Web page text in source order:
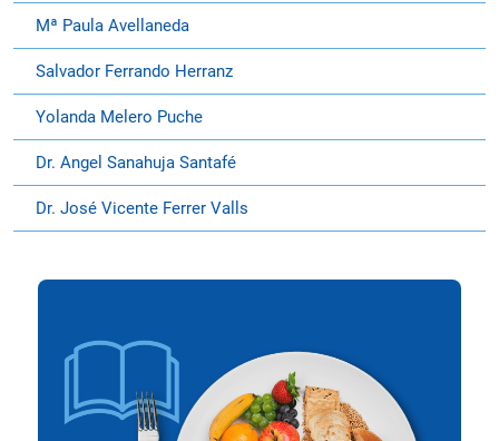
Mª Paula Avellaneda
Salvador Ferrando Herranz
Yolanda Melero Puche
Dr. Angel Sanahuja Santafé
Dr. José Vicente Ferrer Valls